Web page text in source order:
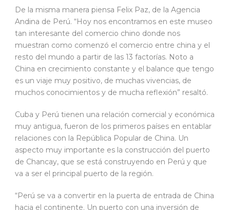
De la misma manera piensa Felix Paz, de la Agencia
Andina de Perú. “Hoy nos encontramos en este museo
tan interesante del comercio chino donde nos
muestran como comenzó el comercio entre china y el
resto del mundo a partir de las 13 factorías. Noto a
China en crecimiento constante y el balance que tengo
es un viaje muy positivo, de muchas vivencias, de
muchos conocimientos y de mucha reflexión” resaltó.
Cuba y Perú tienen una relación comercial y económica
muy antigua, fueron de los primeros países en entablar
relaciones con la República Popular de China. Un
aspecto muy importante es la construcción del puerto
de Chancay, que se está construyendo en Perú y que
va a ser el principal puerto de la región.
“Perú se va a convertir en la puerta de entrada de China
hacia el continente. Un puerto con una inversión de